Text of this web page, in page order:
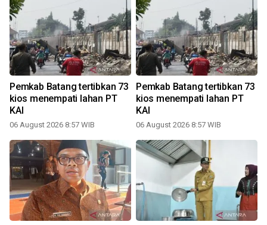
Pemkab Batang tertibkan 73
kios menempati lahan PT
KAI
06 August 2026 8:57 WIB
Pemkab Batang tertibkan 73
kios menempati lahan PT
KAI
06 August 2026 8:57 WIB